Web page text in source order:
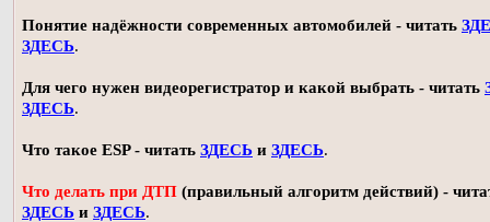
Понятие надёжности современных автомобилей - читать
ЗДЕСЬ.
Для чего нужен видеорегистратор и какой выбрать - читать
ЗДЕСЬ.
Что такое ESP - читать ЗДЕСЬ и ЗДЕСЬ.
Что делать при ДТП (правильный алгоритм действий) -
ЗДЕСЬ и ЗДЕСЬ.